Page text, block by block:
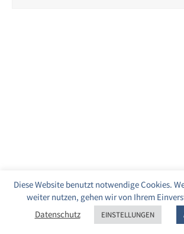
Diese Website benutzt notwendige Cookies.
weiter nutzen, gehen wir von Ihrem
Datenschutz
EINSTELLUNGEN